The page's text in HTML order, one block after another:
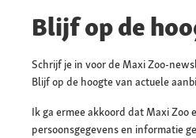
Blijf op de
Schrijf je in voor de Maxi Zoo-
Blijf op de hoogte van actuele
Ik ga ermee akkoord dat Maxi Zoo
persoonsgegevens en informatie